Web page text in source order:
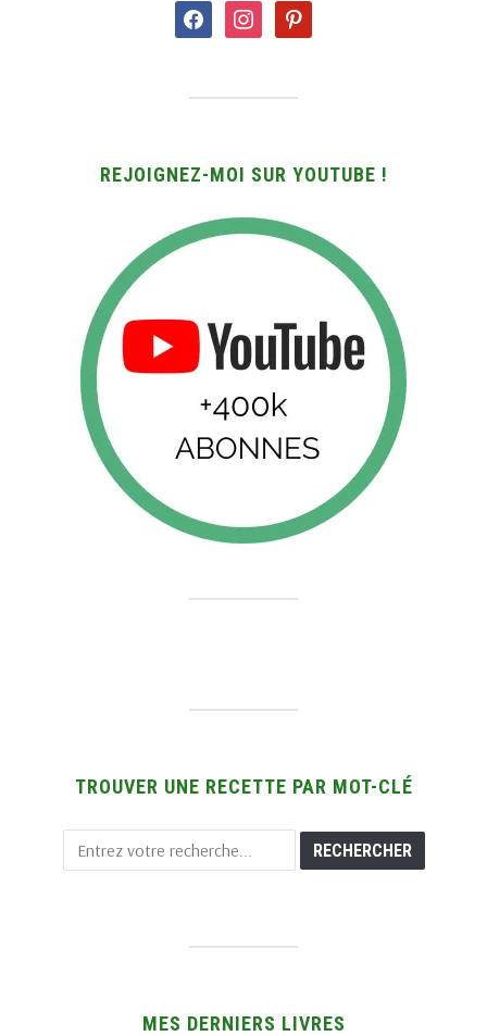
facebookinstagrampinterest
REJOIGNEZ-MOI SUR YOUTUBE !
TROUVER UNE RECETTE PAR MOT-CLÉ
MES DERNIERS LIVRES